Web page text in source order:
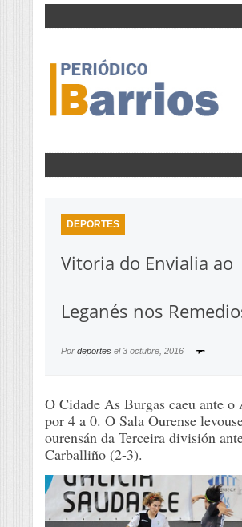
DEPORTES
Vitoria do Envialia ao
Leganés nos
Por deportes el3 octubre, 2016
O Cidade As Burgas caeu ante o
por 4 a 0. O Sala Ourense
ourensán da Terceira división
Carballiño (2-3).